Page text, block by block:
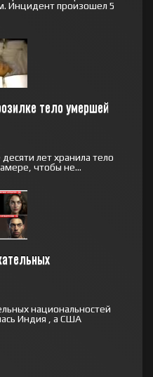
Инцидент произошел 5
тело умершей
лет хранила тело
чтобы не...
национальностей
Индия , а США